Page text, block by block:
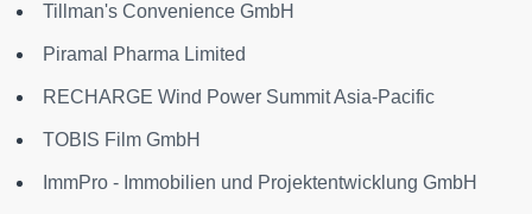
Tillman's Convenience GmbH
Piramal Pharma Limited
RECHARGE Wind Power Summit Asia-Pacific
TOBIS Film GmbH
ImmPro - Immobilien und Projektentwicklung GmbH